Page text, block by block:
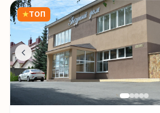
★ТОП